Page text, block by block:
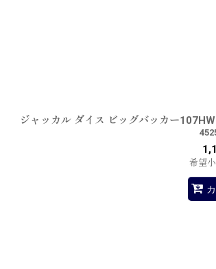
ジャッカル ダイス ビッグバッカー
希望